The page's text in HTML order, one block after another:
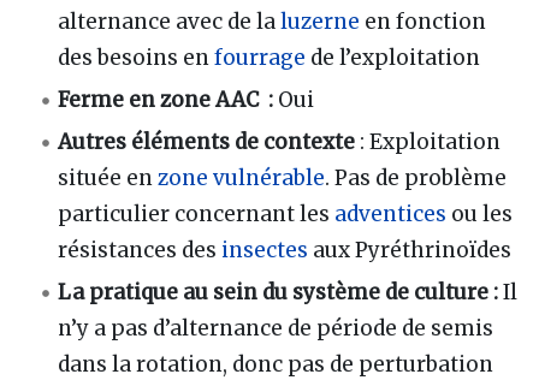
alternance avec de laluzerne en fonction
des besoins enfourrage de l’exploitation
Ferme en zone AAC : Oui
Autres éléments de contexte : Exploitation
située enzone vulnérable. Pas de problème
particulier concernant les adventices ou les
résistances des insectes aux Pyréthrinoïdes
La pratique au sein du système de culture :Il
n’y a pas d’alternance de période de semis
dans la rotation, donc pas de perturbation